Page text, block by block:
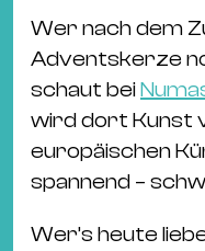
Wer nach dem
Adventskerze
schaut bei
wird dort Kunst
europäischen
spannend –
Wer’s heute